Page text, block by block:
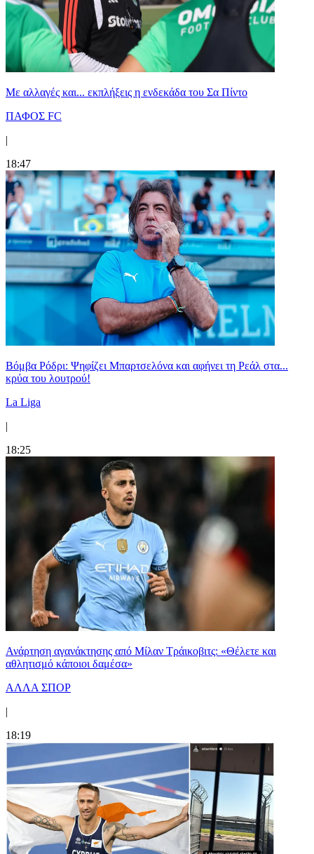
Με αλλαγές και... εκπλήξεις η ενδεκάδα του Σα Πίντο
ΠΑΦΟΣ FC
|
18:47
Βόμβα Ρόδρι: Ψηφίζει Μπαρτσελόνα και αφήνει τη Ρεάλ στα...
κρύα του λουτρού!
La Liga
|
18:25
Ανάρτηση αγανάκτησης από Μίλαν Τράικοβιτς: «Θέλετε και
αθλητισμό κάποιοι δαμέσα»
ΑΛΛΑ ΣΠΟΡ
|
18:19